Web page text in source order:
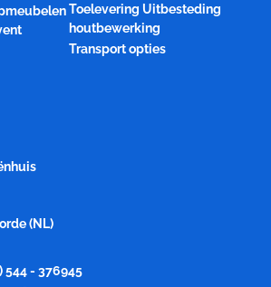
Toelevering Uitbesteding
houtbewerking
Transport opties
(NL)
544 - 376945